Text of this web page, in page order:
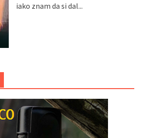
iako znam da si dal...